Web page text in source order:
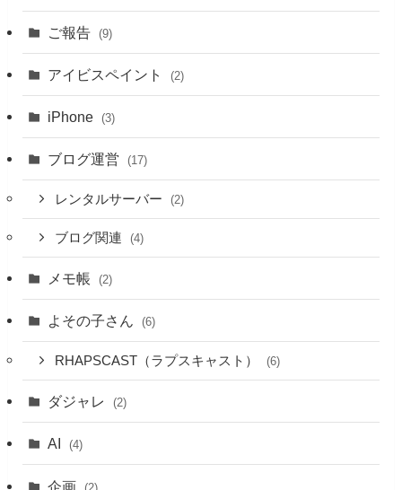
ご報告 (9)
アイビスペイント (2)
iPhone (3)
ブログ運営 (17)
レンタルサーバー (2)
ブログ関連 (4)
メモ帳 (2)
よその子さん (6)
RHAPSCAST（ラプスキャスト） (6)
ダジャレ (2)
AI (4)
企画